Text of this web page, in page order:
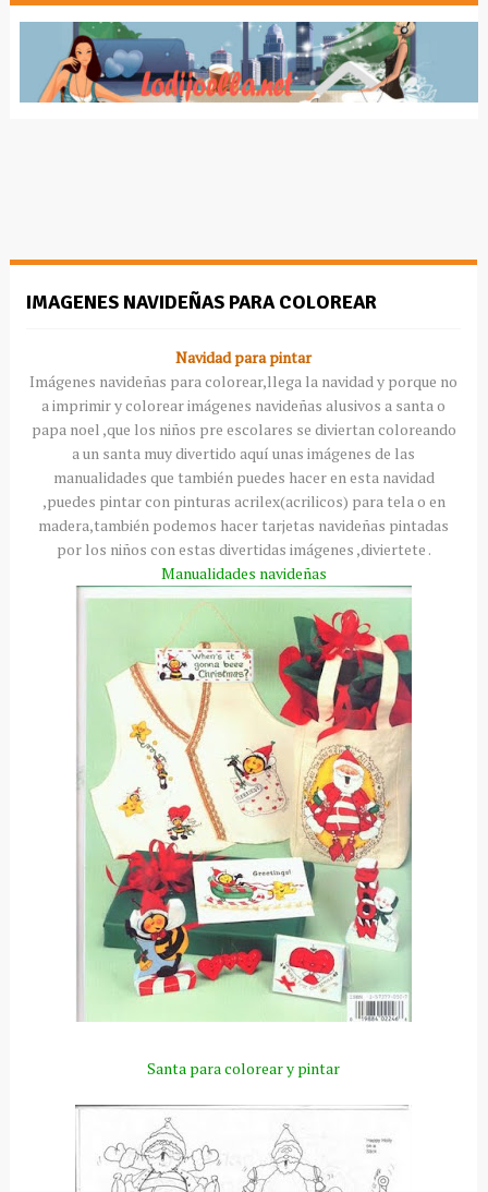
IMAGENES NAVIDEÑAS PARA COLOREAR
Navidad para pintar
Imágenes navideñas para colorear,llega la navidad y porque no
a imprimir y colorearimágenes navideñas alusivos a santa o
papa noel ,que los niños pre escolares se diviertan coloreando
a un santa muy divertido aquí unasimágenes de las
manualidades que también puedes hacer en esta navidad
,puedes pintar con pinturas acrilex(acrilicos) para tela o en
madera,también podemos hacer tarjetas navideñas pintadas
por los niños con estas divertidas imágenes ,diviertete .
Manualidades navideñas
Santa para colorear y pintar